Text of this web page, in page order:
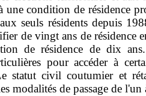
une condition de résidence
seuls résidents depuis
de vingt ans de résidence
de résidence de dix
pour accéder à
statut civil coutumier et
modalités de passage de